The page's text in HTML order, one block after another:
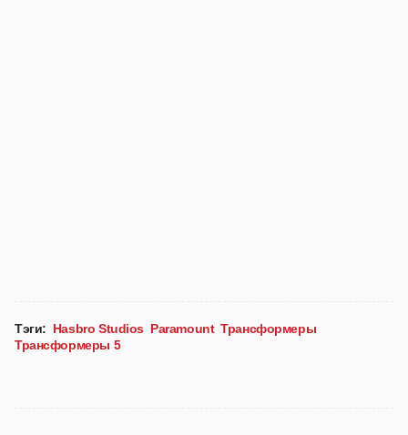
Тэги: Hasbro Studios Paramount Трансформеры
Трансформеры 5